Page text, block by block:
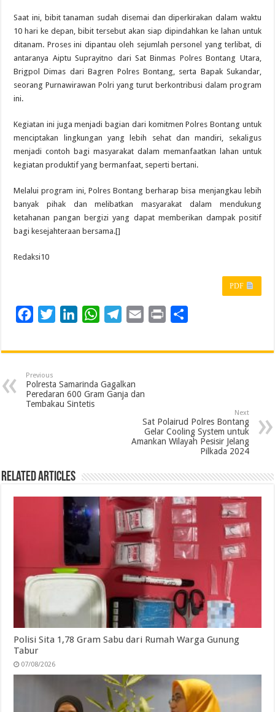
Saat ini, bibit tanaman sudah disemai dan diperkirakan dalam waktu
10 hari ke depan, bibit tersebut akan siap dipindahkan ke lahan untuk
ditanam. Proses ini dipantau oleh sejumlah personel yang terlibat, di
antaranya Aiptu Suprayitno dari Sat Binmas Polres Bontang Utara,
Brigpol Dimas dari Bagren Polres Bontang, serta Bapak Sukandar,
seorang Purnawirawan Polri yang turut berkontribusi dalam program
ini.
Kegiatan ini juga menjadi bagian dari komitmen Polres Bontang untuk
menciptakan lingkungan yang lebih sehat dan mandiri, sekaligus
menjadi contoh bagi masyarakat dalam memanfaatkan lahan untuk
kegiatan produktif yang bermanfaat, seperti bertani.
Melalui program ini, Polres Bontang berharap bisa menjangkau lebih
banyak pihak dan melibatkan masyarakat dalam mendukung
ketahanan pangan bergizi yang dapat memberikan dampak positif
bagi kesejahteraan bersama.[]
Redaksi10
PDF
c
b
o
i
t
e
n
e
d
W
a
s
A
l
g
r
a
i
a
Previous
Polresta Samarinda Gagalkan
Peredaran 600 Gram Ganja dan
Tembakau Sintetis
Next
Sat Polairud Polres Bontang
Gelar Cooling System untuk
Amankan Wilayah Pesisir Jelang
Pilkada 2024
Related Articles
Polisi Sita 1,78 Gram Sabu dari Rumah Warga Gunung
Tabur
07/08/2026